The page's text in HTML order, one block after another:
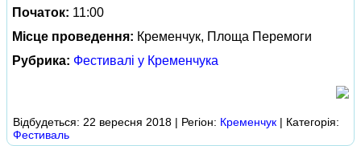
Початок: 11:00
Місце проведення: Кременчук, Площа Перемоги
Рубрика: Фестивалі у Кременчука
Відбудеться: 22 вересня 2018 | Регіон: Кременчук | Категорія:
Фестиваль